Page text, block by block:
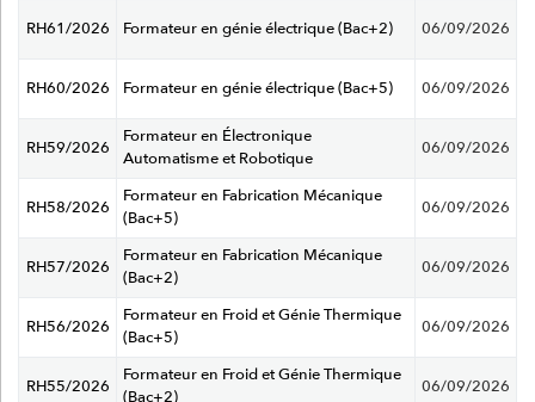
RH61/2026 Formateur en génie électrique (Bac+2) 06/09/2026
RH60/2026 Formateur en génie électrique (Bac+5) 06/09/2026
RH59/2026
Formateur en Électronique
Automatisme et Robotique
06/09/2026
RH58/2026
Formateur en Fabrication Mécanique
(Bac+5)
06/09/2026
RH57/2026
Formateur en Fabrication Mécanique
(Bac+2)
06/09/2026
RH56/2026
Formateur en Froid et Génie Thermique
(Bac+5)
06/09/2026
RH55/2026
Formateur en Froid et Génie Thermique
06/09/2026